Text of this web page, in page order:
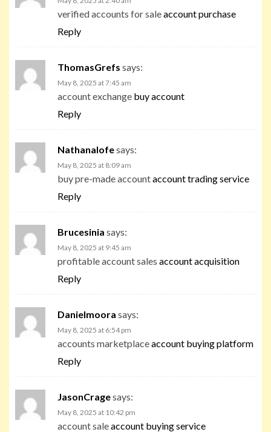
verified accounts for saleaccount purchase
Reply
ThomasGrefs says:
May 8, 2025 at 7:45 am
account exchange buy account
Reply
Nathanalofesays:
May 8, 2025 at 8:09 am
buy pre-made accountaccount trading service
Reply
Brucesinia says:
May 8, 2025 at 9:45 am
profitable account sales account acquisition
Reply
Danielmoora says:
May 8, 2025 at 6:54 pm
accounts marketplaceaccount buying platform
Reply
JasonCragesays:
May 8, 2025 at 10:42 pm
account saleaccount buying service